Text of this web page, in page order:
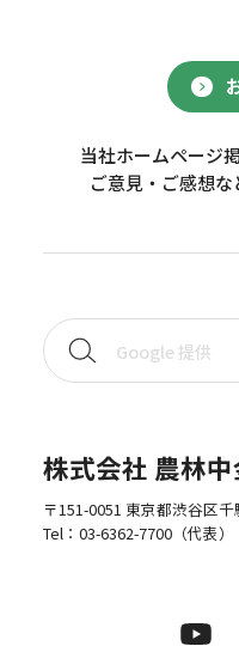
当社ホームページ
ご意見・ご感想な
株式会社 農林
〒151-0051 東京都渋谷区
Tel： 03-6362-7700（代表）